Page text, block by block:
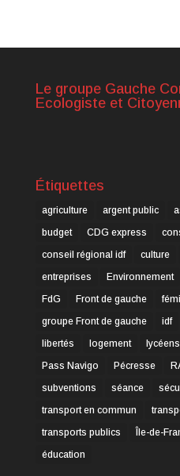
Le groupe Gauche
Ecologiste et
Étiquettes
agriculture argent public
budget
CDG express
conseil régional idf
culture
entreprises
Environnement
FdG
Front de gauche
groupe Front de gauche
idf
libertés
logement lycéens
Pass Navigo
Pécresse
subventions
séance
transport en commun
transports publics
Île-de-
éducation